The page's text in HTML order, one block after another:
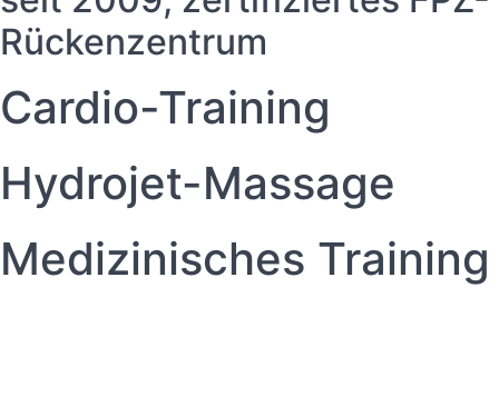
Rückenzentrum
Cardio-Training
Hydrojet-Massage
Medizinisches Training